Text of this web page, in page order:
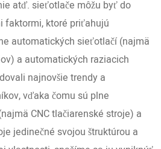
atď. sieťotlače môžu byť do
faktormi, ktoré priťahujú
automatických sieťotlačí (najmä
a automatických raziacich
najnovšie trendy a
vďaka čomu sú plne
CNC tlačiarenské stroje) a
jedinečné svojou štruktúrou a